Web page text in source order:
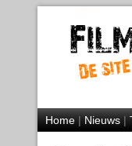
Home|Nieuws|